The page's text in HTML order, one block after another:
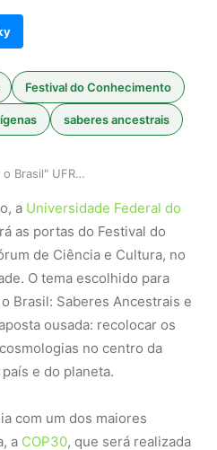
Festival do Conhecimento
saberes ancestrais
"Re-Amazonizar o Brasil" UFRJ lança debates sob…
a Universidade Federal do
as portas do Festival do
de Ciência e Cultura, no
O tema escolhido para
Brasil: Saberes Ancestrais e
ousada: recolocar os
no centro da
e do planeta.
com um dos maiores
a COP30, que será realizada